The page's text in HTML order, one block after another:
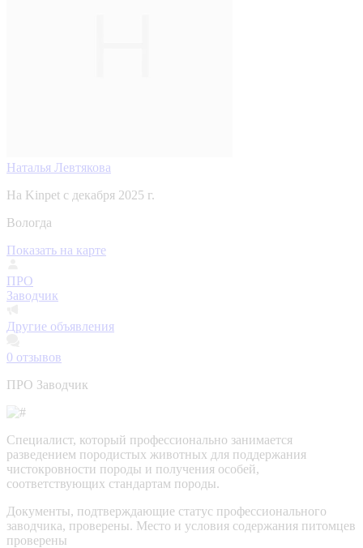
Наталья Левтякова
На Kinpet c декабря 2025 г.
Вологда
Показать на карте
ПРО
Заводчик
Другие объявления
0 отзывов
ПРО Заводчик
Специалист, который профессионально занимается
разведением породистых животных для поддержания
чистокровности породы и получения особей,
соответствующих стандартам породы.
Документы, подтверждающие статус профессионального
заводчика, проверены. Место и условия содержания питомцев
проверены